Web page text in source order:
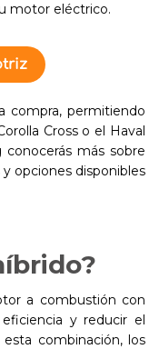
motor eléctrico.
compra, permitiendo
Cross o el Haval
más sobre
opciones disponibles
a combustión con
y reducir el
combinación, los